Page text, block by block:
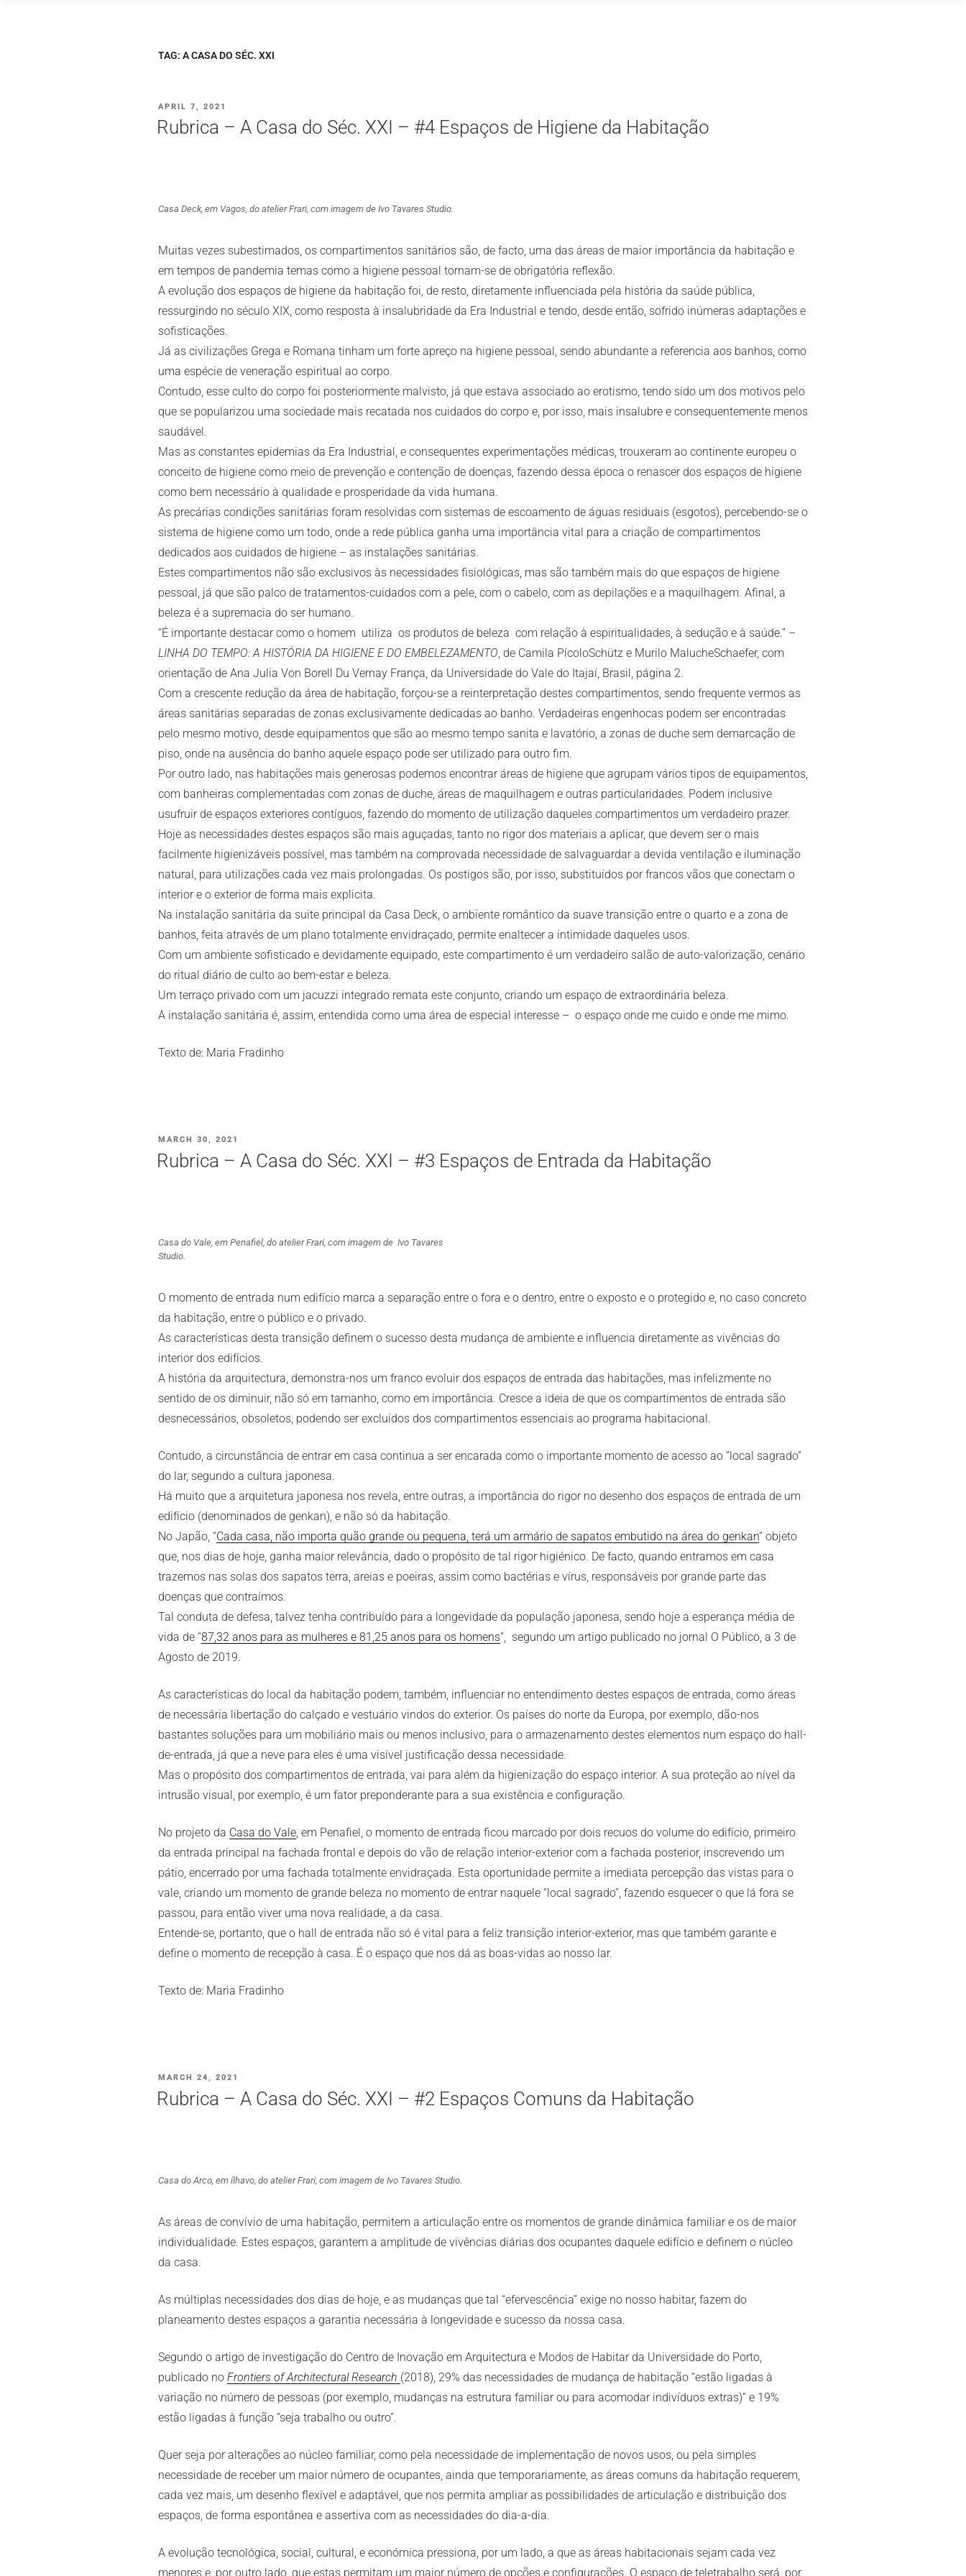
TAG: A CASA DO SÉC. XXI
POSTED
APRIL 7, 2021
Rubrica – A Casa do Séc. XXI – #4 Espaços de Higiene da Habitação
Casa Deck, em Vagos, do atelier Frari, com imagem de Ivo Tavares Studio.
Muitas vezes subestimados, os compartimentos sanitários são, de facto, uma das áreas de maior importância da habitação e
em tempos de pandemia temas como a higiene pessoal tornam-se de obrigatória reflexão.
A evolução dos espaços de higiene da habitação foi, de resto, diretamente influenciada pela história da saúde pública,
ressurgindo no século XIX, como resposta à insalubridade da Era Industrial e tendo, desde então, sofrido inúmeras adaptações e
sofisticações.
Já as civilizações Grega e Romana tinham um forte apreço na higiene pessoal, sendo abundante a referencia aos banhos, como
uma espécie de veneração espiritual ao corpo.
Contudo, esse culto do corpo foi posteriormente malvisto, já que estava associado ao erotismo, tendo sido um dos motivos pelo
que se popularizou uma sociedade mais recatada nos cuidados do corpo e, por isso, mais insalubre e consequentemente menos
saudável.
Mas as constantes epidemias da Era Industrial, e consequentes experimentações médicas, trouxeram ao continente europeu o
conceito de higiene como meio de prevenção e contenção de doenças, fazendo dessa época o renascer dos espaços de higiene
como bem necessário à qualidade e prosperidade da vida humana.
As precárias condições sanitárias foram resolvidas com sistemas de escoamento de águas residuais (esgotos), percebendo-se o
sistema de higiene como um todo, onde a rede pública ganha uma importância vital para a criação de compartimentos
dedicados aos cuidados de higiene – as instalações sanitárias.
Estes compartimentos não são exclusivos às necessidades fisiológicas, mas são também mais do que espaços de higiene
pessoal, já que são palco de tratamentos-cuidados com a pele, com o cabelo, com as depilações e a maquilhagem. Afinal, a
beleza é a supremacia do ser humano.
“É importante destacar como o homem utiliza os produtos de beleza com relação à espiritualidades, à sedução e à saúde.” –
LINHA DO TEMPO: A HISTÓRIA DA HIGIENE E DO EMBELEZAMENTO, de Camila PícoloSchütz e Murilo MalucheSchaefer, com
orientação de Ana Julia Von Borell Du Vernay França, da Universidade do Vale do Itajaí, Brasil, página 2.
Com a crescente redução da área de habitação, forçou-se a reinterpretação destes compartimentos, sendo frequente vermos as
áreas sanitárias separadas de zonas exclusivamente dedicadas ao banho. Verdadeiras engenhocas podem ser encontradas
pelo mesmo motivo, desde equipamentos que são ao mesmo tempo sanita e lavatório, a zonas de duche sem demarcação de
piso, onde na ausência do banho aquele espaço pode ser utilizado para outro fim.
Por outro lado, nas habitações mais generosas podemos encontrar áreas de higiene que agrupam vários tipos de equipamentos,
com banheiras complementadas com zonas de duche, áreas de maquilhagem e outras particularidades. Podem inclusive
usufruir de espaços exteriores contíguos, fazendo do momento de utilização daqueles compartimentos um verdadeiro prazer.
Hoje as necessidades destes espaços são mais aguçadas, tanto no rigor dos materiais a aplicar, que devem ser o mais
facilmente higienizáveis possível, mas também na comprovada necessidade de salvaguardar a devida ventilação e iluminação
natural, para utilizações cada vez mais prolongadas. Os postigos são, por isso, substituídos por francos vãos que conectam o
interior e o exterior de forma mais explicita.
Na instalação sanitária da suite principal da Casa Deck, o ambiente romântico da suave transição entre o quarto e a zona de
banhos, feita através de um plano totalmente envidraçado, permite enaltecer a intimidade daqueles usos.
Com um ambiente sofisticado e devidamente equipado, este compartimento é um verdadeiro salão de auto-valorização, cenário
do ritual diário de culto ao bem-estar e beleza.
Um terraço privado com um jacuzzi integrado remata este conjunto, criando um espaço de extraordinária beleza.
A instalação sanitária é, assim, entendida como uma área de especial interesse – o espaço onde me cuido e onde me mimo.
Texto de: Maria Fradinho
POSTED
MARCH 30, 2021
Rubrica – A Casa do Séc. XXI – #3 Espaços de Entrada da Habitação
Casa do Vale, em Penafiel, do atelier Frari, com imagem de Ivo Tavares
Studio.
O momento de entrada num edifício marca a separação entre o fora e o dentro, entre o exposto e o protegido e, no caso concreto
da habitação, entre o público e o privado.
As características desta transição definem o sucesso desta mudança de ambiente e influencia diretamente as vivências do
interior dos edifícios.
A história da arquitectura, demonstra-nos um franco evoluir dos espaços de entrada das habitações, mas infelizmente no
sentido de os diminuir, não só em tamanho, como em importância. Cresce a ideia de que os compartimentos de entrada são
desnecessários, obsoletos, podendo ser excluídos dos compartimentos essenciais ao programa habitacional.
Contudo, a circunstância de entrar em casa continua a ser encarada como o importante momento de acesso ao “local sagrado”
do lar, segundo a cultura japonesa.
Há muito que a arquitetura japonesa nos revela, entre outras, a importância do rigor no desenho dos espaços de entrada de um
edifício (denominados de genkan), e não só da habitação.
No Japão, “Cada casa, não importa quão grande ou pequena, terá um armário de sapatos embutido na área do genkan” objeto
que, nos dias de hoje, ganha maior relevância, dado o propósito de tal rigor higiénico. De facto, quando entramos em casa
trazemos nas solas dos sapatos terra, areias e poeiras, assim como bactérias e vírus, responsáveis por grande parte das
doenças que contraímos.
Tal conduta de defesa, talvez tenha contribuído para a longevidade da população japonesa, sendo hoje a esperança média de
vida de “87,32 anos para as mulheres e 81,25 anos para os homens”, segundo um artigo publicado no jornal O Público, a 3 de
Agosto de 2019.
As características do local da habitação podem, também, influenciar no entendimento destes espaços de entrada, como áreas
de necessária libertação do calçado e vestuário vindos do exterior. Os países do norte da Europa, por exemplo, dão-nos
bastantes soluções para um mobiliário mais ou menos inclusivo, para o armazenamento destes elementos num espaço do hall-
de-entrada, já que a neve para eles é uma visível justificação dessa necessidade.
Mas o propósito dos compartimentos de entrada, vai para além da higienização do espaço interior. A sua proteção ao nível da
intrusão visual, por exemplo, é um fator preponderante para a sua existência e configuração.
No projeto da Casa do Vale, em Penafiel, o momento de entrada ficou marcado por dois recuos do volume do edifício, primeiro
da entrada principal na fachada frontal e depois do vão de relação interior-exterior com a fachada posterior, inscrevendo um
pátio, encerrado por uma fachada totalmente envidraçada. Esta oportunidade permite a imediata percepção das vistas para o
vale, criando um momento de grande beleza no momento de entrar naquele “local sagrado”, fazendo esquecer o que lá fora se
passou, para então viver uma nova realidade, a da casa.
Entende-se, portanto, que o hall de entrada não só é vital para a feliz transição interior-exterior, mas que também garante e
define o momento de recepção à casa. É o espaço que nos dá as boas-vidas ao nosso lar.
Texto de: Maria Fradinho
POSTED
MARCH 24, 2021
Rubrica – A Casa do Séc. XXI – #2 Espaços Comuns da Habitação
Casa do Arco, em ílhavo, do atelier Frari, com imagem de Ivo Tavares Studio.
As áreas de convívio de uma habitação, permitem a articulação entre os momentos de grande dinâmica familiar e os de maior
individualidade. Estes espaços, garantem a amplitude de vivências diárias dos ocupantes daquele edifício e definem o núcleo
da casa.
As múltiplas necessidades dos dias de hoje, e as mudanças que tal “efervescência” exige no nosso habitar, fazem do
planeamento destes espaços a garantia necessária à longevidade e sucesso da nossa casa.
Segundo o artigo de investigação do Centro de Inovação em Arquitectura e Modos de Habitar da Universidade do Porto,
publicado no Frontiers of Architectural Research (2018), 29% das necessidades de mudança de habitação “estão ligadas à
variação no número de pessoas (por exemplo, mudanças na estrutura familiar ou para acomodar indivíduos extras)” e 19%
estão ligadas à função “seja trabalho ou outro”.
Quer seja por alterações ao núcleo familiar, como pela necessidade de implementação de novos usos, ou pela simples
necessidade de receber um maior número de ocupantes, ainda que temporariamente, as áreas comuns da habitação requerem,
cada vez mais, um desenho flexível e adaptável, que nos permita ampliar as possibilidades de articulação e distribuição dos
espaços, de forma espontânea e assertiva com as necessidades do dia-a-dia.
A evolução tecnológica, social, cultural, e económica pressiona, por um lado, a que as áreas habitacionais sejam cada vez
menores e, por outro lado, que estas permitam um maior número de opções e configurações. O espaço de teletrabalho será, por